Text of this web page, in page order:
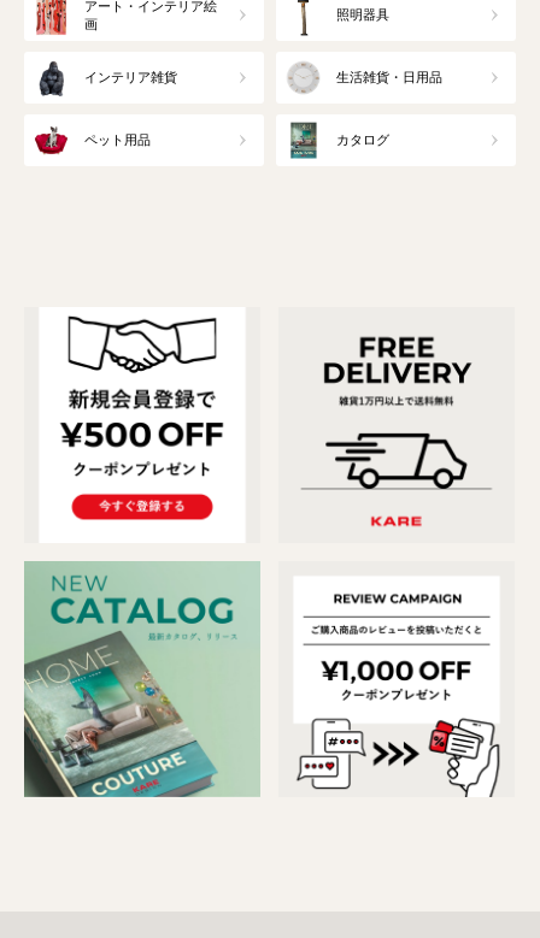
アート・インテリア絵
画
照明器具
インテリア雑貨 生活雑貨・日用品
ペット用品 カタログ